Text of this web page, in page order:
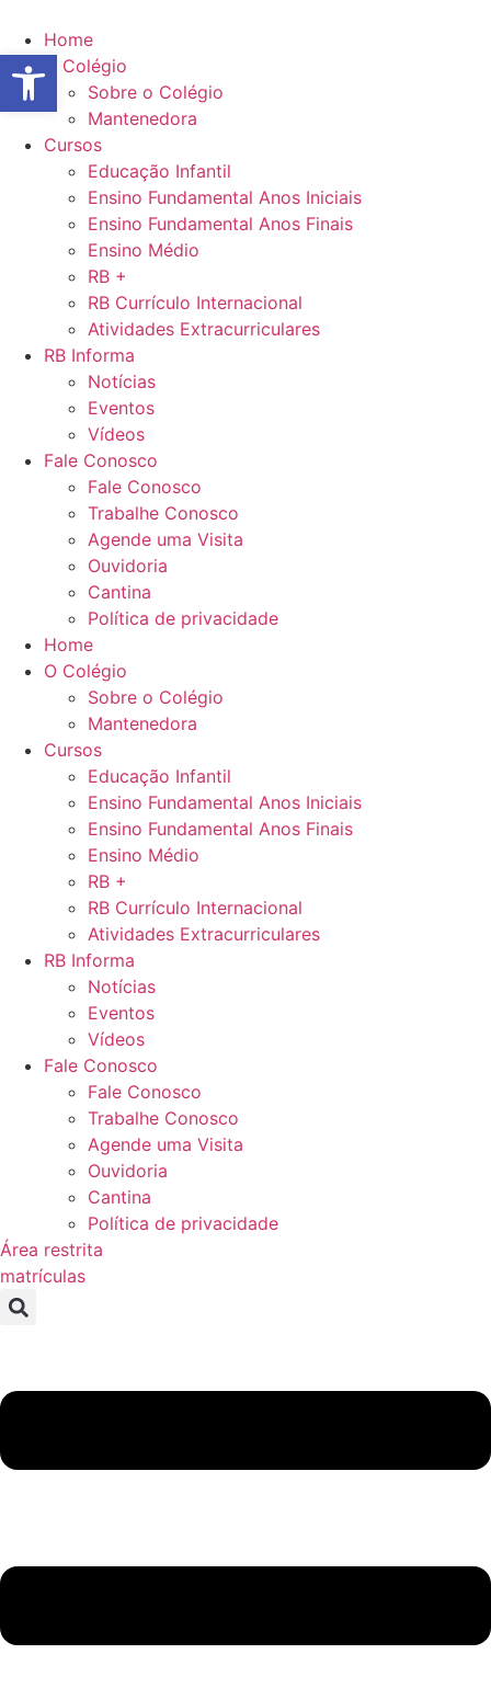
para
conteúdo
Home
O Colégio
Sobre o Colégio
Mantenedora
Cursos
Educação Infantil
Ensino Fundamental Anos Iniciais
Ensino Fundamental Anos Finais
Ensino Médio
RB +
RB Currículo Internacional
Atividades Extracurriculares
RB Informa
Notícias
Eventos
Vídeos
Fale Conosco
Fale Conosco
Trabalhe Conosco
Agende uma Visita
Ouvidoria
Cantina
Política de privacidade
Home
O Colégio
Sobre o Colégio
Mantenedora
Cursos
Educação Infantil
Ensino Fundamental Anos Iniciais
Ensino Fundamental Anos Finais
Ensino Médio
RB +
RB Currículo Internacional
Atividades Extracurriculares
RB Informa
Notícias
Eventos
Vídeos
Fale Conosco
Fale Conosco
Trabalhe Conosco
Agende uma Visita
Ouvidoria
Cantina
Política de privacidade
Área restrita
matrículas
Abrir a barra de ferramentas